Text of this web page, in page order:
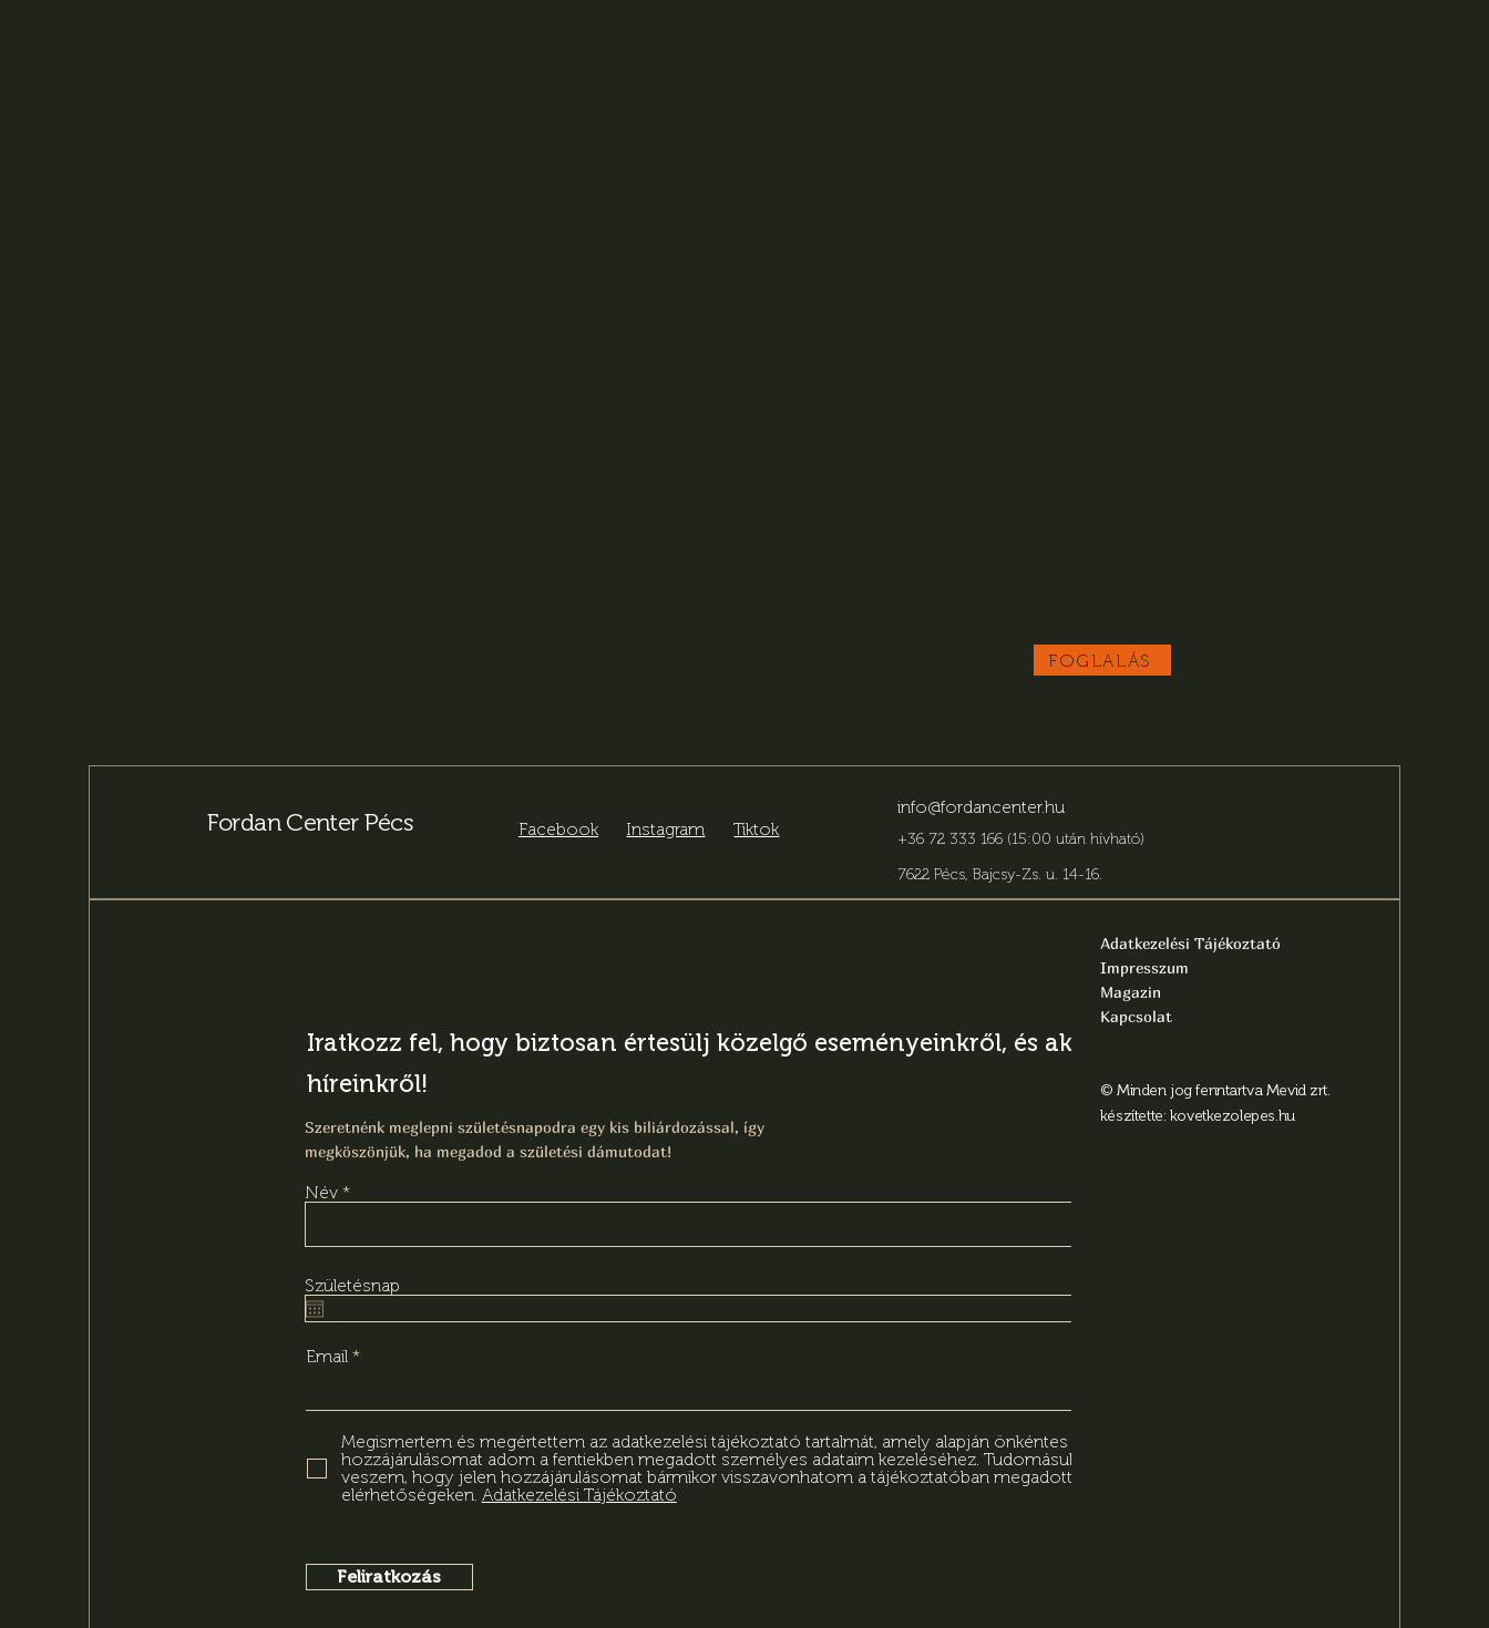
FOGLALÁS
Fordan Center Pécs Facebook Instagram Tiktok
info@fordancenter.hu
+36 72 333 166 (15:00 után hívható)
7622 Pécs, Bajcsy-Zs. u. 14-16.
Iratkozz fel, hogy biztosan értesülj közelgő eseményeinkről, és aktuális
híreinkről!
Szeretnénk meglepni születésnapodra egy kis biliárdozással, így
megköszönjük, ha megadod a születési dámutodat!
Név
Születésnap
Email
Megismertem és megértettem az adatkezelési tájékoztató tartalmát, amely alapján önkéntes
hozzájárulásomat adom a fentiekben megadott személyes adataim kezeléséhez. Tudomásul
veszem, hogy jelen hozzájárulásomat bármikor visszavonhatom a tájékoztatóban megadott
elérhetőségeken. Adatkezelési Tájékoztató
Feliratkozás
Adatkezelési Tájékoztató
Impresszum
Magazin
Kapcsolat
© Minden jog fenntartva Mevid zrt.
készítette: kovetkezolepes.hu